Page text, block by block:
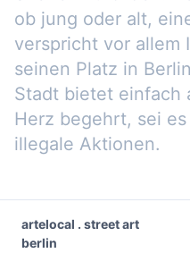
ob jung oder alt,
verspricht vor allem
seinen Platz in
Stadt bietet einfach
Herz begehrt, sei
illegale Aktionen.
artelocal . street art
berlin